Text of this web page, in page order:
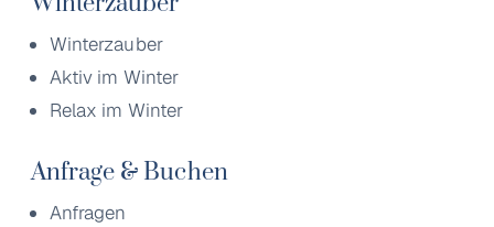
Winterzauber
Aktiv im Winter
Relax im Winter
Anfrage & Buchen
Anfragen